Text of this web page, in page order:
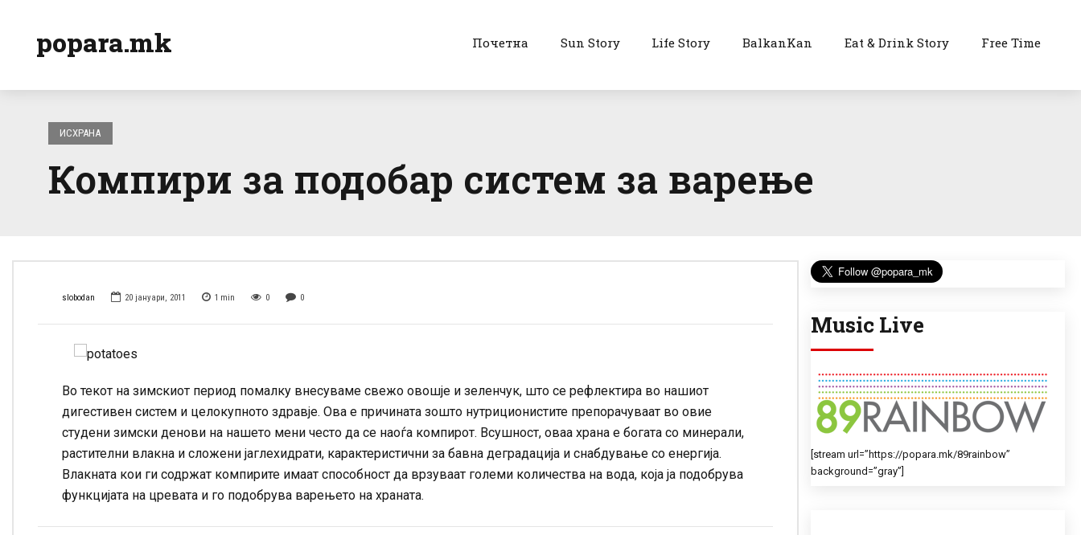
popara.mk Почетна Sun Story Life Story BalkanKan Eat & Drink Story Free Time
ИСХРАНА
Компири за подобар систем за варење
slobodan 20 јануари, 2011 1 min 0 0
Во текот на зимскиот период помалку внесуваме свежо овошје и зеленчук, што се рефлектира во нашиот
дигестивен систем и целокупното здравје. Ова е причината зошто нутриционистите препорачуваат во овие
студени зимски денови на нашето мени често да се наоѓа компирот. Всушност, оваа храна е богата со минерали,
растителни влакна и сложени јаглехидрати, карактеристични за бавнa деградација и снабдување со енергија.
Влакната кои ги содржат компирите имаат способност да врзуваат големи количества на вода, која ја подобрува
функцијата на цревата и го подобрува варењето на храната.
Music Live
[stream url=”https://popara.mk/89rainbow”
background=”gray”]